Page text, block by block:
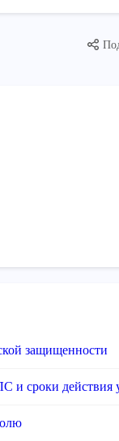
защищенности
и сроки действия